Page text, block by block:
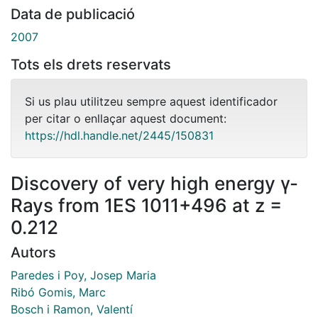
Data de publicació
2007
Tots els drets reservats
Si us plau utilitzeu sempre aquest identificador
per citar o enllaçar aquest document:
https://hdl.handle.net/2445/150831
Discovery of very high energy γ-
Rays from 1ES 1011+496 at z =
0.212
Autors
Paredes i Poy, Josep Maria
Ribó Gomis, Marc
Bosch i Ramon, Valentí